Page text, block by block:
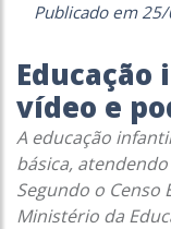
Publicado em
vídeo e
A educação
básica,
Segundo o Censo
Ministério da